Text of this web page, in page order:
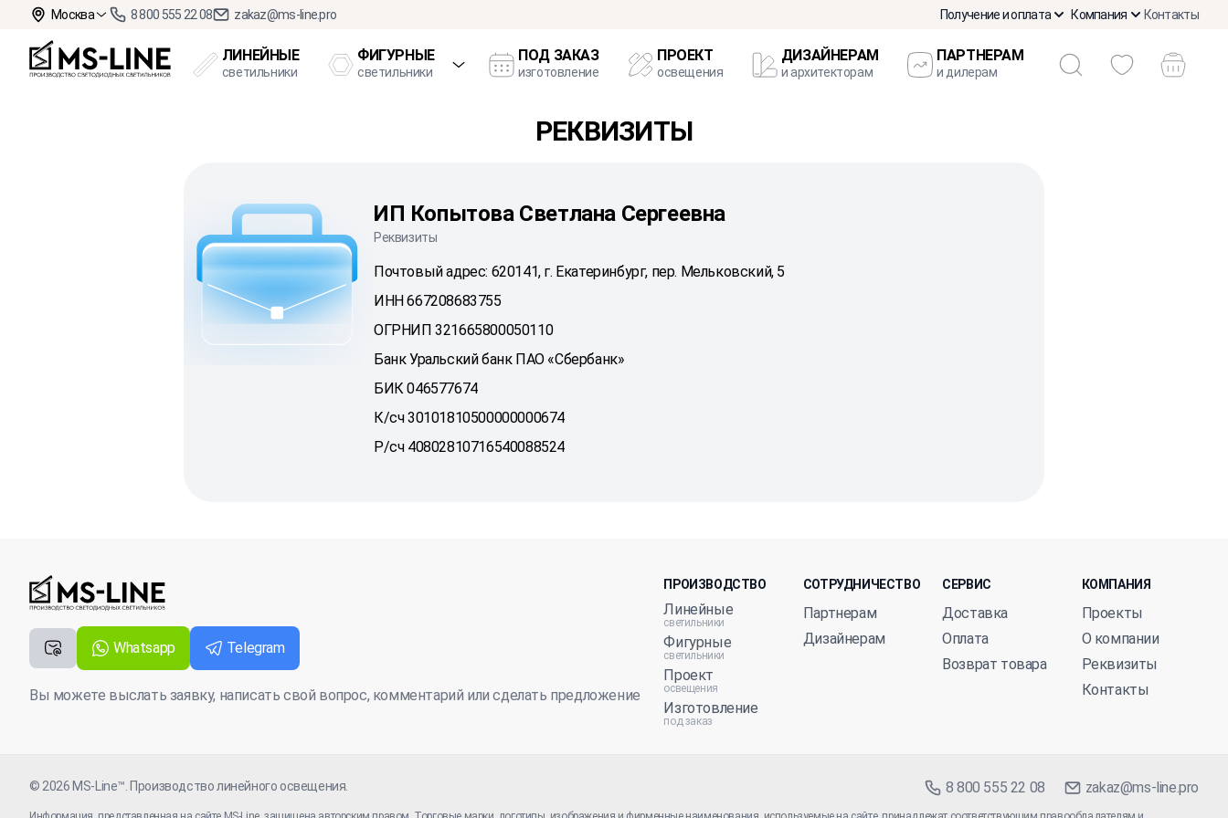
Москва 8 800 555 22 08 zakaz@ms-line.pro Получение и оплата Компания Контакты
ЛИНЕЙНЫЕ
светильники
ФИГУРНЫЕ
светильники
ПОД ЗАКАЗ
изготовление
ПРОЕКТ
освещения
ДИЗАЙНЕРАМ
и архитекторам
ПАРТНЕРАМ
и дилерам
РЕКВИЗИТЫ
ИП Копытова Светлана Сергеевна
Реквизиты
Почтовый адрес: 620141, г. Екатеринбург, пер. Мельковский, 5
ИНН 667208683755
ОГРНИП 321665800050110
Банк Уральский банк ПАО «Сбербанк»
БИК 046577674
К/сч 30101810500000000674
Р/сч 40802810716540088524
Whatsapp Telegram
Вы можете выслать заявку, написать свой вопрос, комментарий или сделать предложение
ПРОИЗВОДСТВО
Линейные
светильники
Фигурные
светильники
Проект
освещения
Изготовление
под заказ
СОТРУДНИЧЕСТВО
Партнерам
Дизайнерам
СЕРВИС
Доставка
Оплата
Возврат товара
КОМПАНИЯ
Проекты
О компании
Реквизиты
Контакты
© 2026 MS-Line™ . Производство линейного освещения. 8 800 555 22 08 zakaz@ms-line.pro